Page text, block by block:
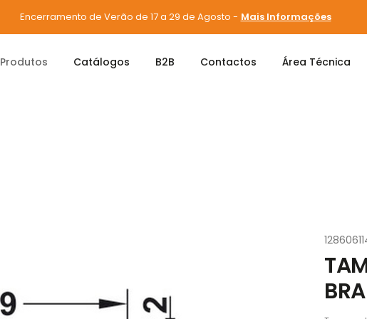
Encerramento de Verão de 17 a 29 de Agosto - Mais Informações
Produtos Catálogos B2B Contactos Área Técnica
TAMPA MAXIFIX BRANCA 262.87.790